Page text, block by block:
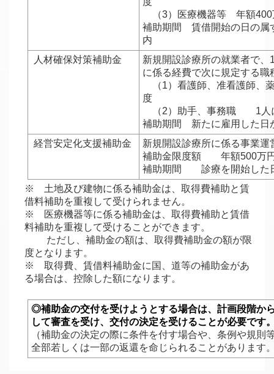
（3）医療機器等 年額400
補助期間 賃借開始の日の属
内
人材確保対策補助金
新規開設診療所の就業者で
に係る経費で次に規定する
（1）看護師、准看護師、
度
（2）助手、事務職 1人
補助期間 新たに雇用した日
経営安定化支援補助金
新規開設診療所に係る事業運
補助金限度額 年額500万
補助期間 診療を開始した
※ 土地及び建物に係る補助金は、取得費補助と賃
借料補助を重複して受けられません。
※ 医療機器等に係る補助金は、取得費補助と賃借
料補助を重複して受けることができます。
ただし、補助金の額は、取得費補助金の額が限
度となります。
※ 取得費、賃借料補助金に国、道等の補助金があ
る場合は、控除した額になります。
◎補助金の交付を受けようとする場合は、計画段階か
して審査を受け、交付の決定を受けることが必要です
（補助金の決定の際に条件を付す場合や、条例や規則
全部若しくは一部の返還を命じられることがあります